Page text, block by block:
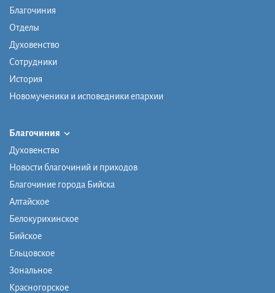
Благочиния
Отделы
Духовенство
Сотрудники
История
Новомученики и исповедники епархии
Благочиния
Духовенство
Новости благочиний и приходов
Благочиние города Бийска
Алтайское
Белокурихинское
Бийское
Ельцовское
Зональное
Красногорское